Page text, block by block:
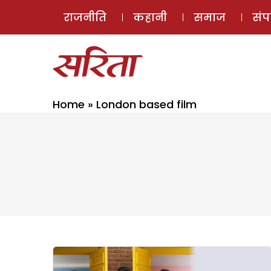
राजनीति कहानी समाज
Home » London based film